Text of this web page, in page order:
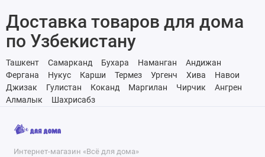
Доставка товаров для дома
по Узбекистану
Ташкент Самарканд Бухара Наманган
Андижан
Фергана
Нукус Карши Термез Ургенч Хива
Навои
Джизак
Гулистан Коканд Маргилан Чирчик
Ангрен
Алмалык
Шахрисабз
Интернет-магазин «Всё для дома»